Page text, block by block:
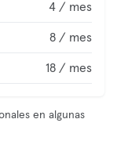
4 / mes
8 / mes
18 / mes
en algunas